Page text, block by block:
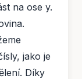
na ose y.
jako je
Díky